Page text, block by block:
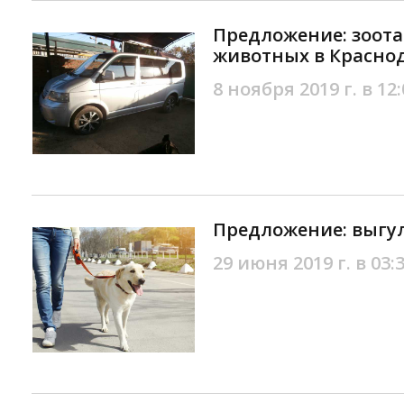
Предложение:
животных в
8 ноября 2019 г. в
Предложение:
29 июня 2019 г. в